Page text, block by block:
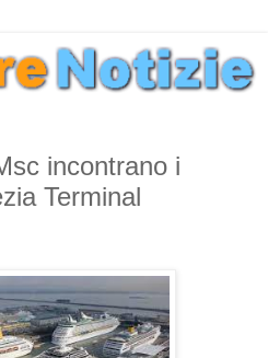
incontrano i
Terminal